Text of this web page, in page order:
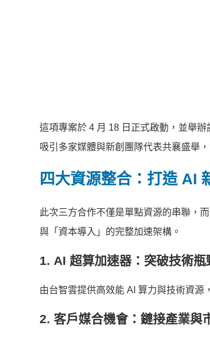
這項專案於 4 月 18 日正式啟動，並舉
吸引多家媒體與新創團隊代表共襄盛舉，
四大資源整合：打造 AI
此次三方合作不僅是單點資源的串聯，
與「資本導入」的完整加速架構。
1. AI 超算加速器：突破技術瓶
由台智雲提供高效能 AI 算力與技術資源
2. 客戶媒合機會：鏈接產業與